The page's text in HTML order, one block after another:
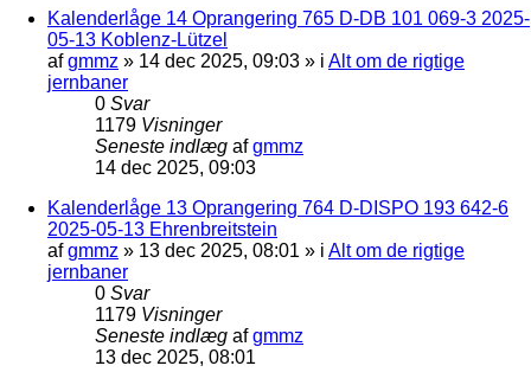
Kalenderlåge 14 Oprangering 765 D-DB 101 069-3 2025-
05-13 Koblenz-Lützel
afgmmz » 14 dec 2025, 09:03 » i Alt om de rigtige
jernbaner
0 Svar
1179 Visninger
Seneste indlæg afgmmz
14 dec 2025, 09:03
Kalenderlåge 13 Oprangering 764 D-DISPO 193 642-6
2025-05-13 Ehrenbreitstein
afgmmz » 13 dec 2025, 08:01 » i Alt om de rigtige
jernbaner
0 Svar
1179 Visninger
Seneste indlæg afgmmz
13 dec 2025, 08:01